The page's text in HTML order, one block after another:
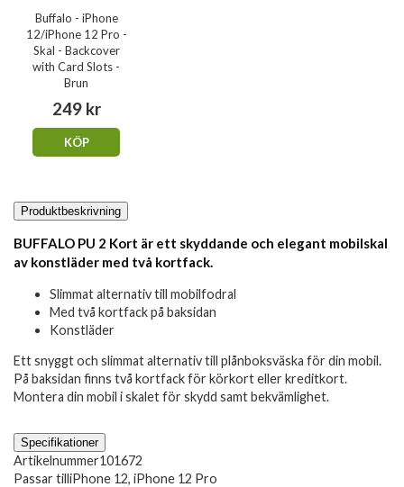
Buffalo - iPhone
12/iPhone 12 Pro -
Skal - Backcover
with Card Slots -
Brun
249 kr
KÖP
Produktbeskrivning
BUFFALO PU 2 Kort är ett skyddande och elegant mobilskal
av konstläder med två kortfack.
Slimmat alternativ till mobilfodral
Med två kortfack på baksidan
Konstläder
Ett snyggt och slimmat alternativ till plånboksväska för din mobil.
På baksidan finns två kortfack för körkort eller kreditkort.
Montera din mobil i skalet för skydd samt bekvämlighet.
Specifikationer
Artikelnummer101672
Passar tilliPhone 12, iPhone 12 Pro